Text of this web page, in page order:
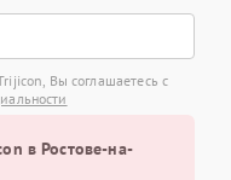
Вы соглашаетесь с
в Ростове-на-